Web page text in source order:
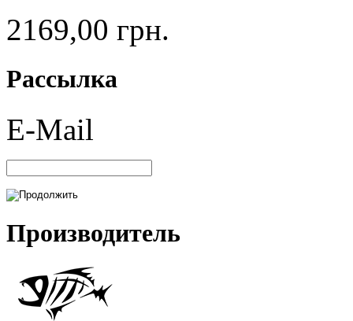
2169,00 грн.
Рассылка
E-Mail
Производитель